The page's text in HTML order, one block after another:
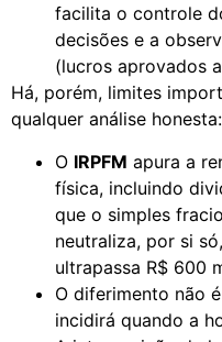
facilita o controle
decisões e a
(lucros aprovados
Há, porém, limites
qualquer análise honesta:
O IRPFM apura a
física, incluindo
que o simples
neutraliza, por si
ultrapassa R$ 600
O diferimento não
incidirá quando a